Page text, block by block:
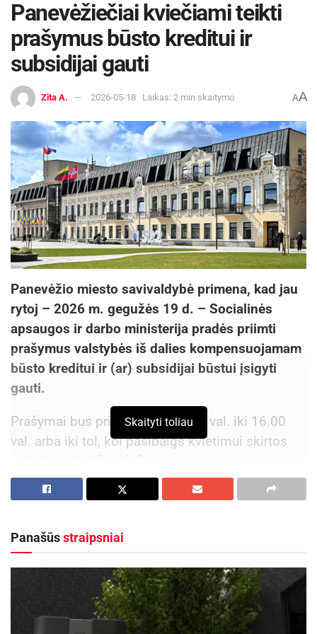
Panevėžiečiai kviečiami teikti
prašymus būsto kreditui ir
subsidijai gauti
Zita A. 2026-05-18 Laikas: 2 min skaitymo AA
Panevėžio miesto savivaldybė primena, kad jau
rytoj – 2026 m. gegužės 19 d. – Socialinės
apsaugos ir darbo ministerija pradės priimti
prašymus valstybės iš dalies kompensuojamam
būsto kreditui ir (ar) subsidijai būstui įsigyti
gauti.
Prašymai bus priimami nuo 9.00 val. iki 16.00
val. arba iki tol, kol pasibaigs kvietimui skirtos
valstybės biudžeto lėšos.
Aktualios naujienos
Panevėžys stiprina verslo ryšius su Jungtine
Karalyste
Panevėžio centre bus statomi būstai miestui
reikalingiems specialistams ir naujos Socialinių
reikalų skyriaus patalpos
Skaityti toliau
Panašūsstraipsniai